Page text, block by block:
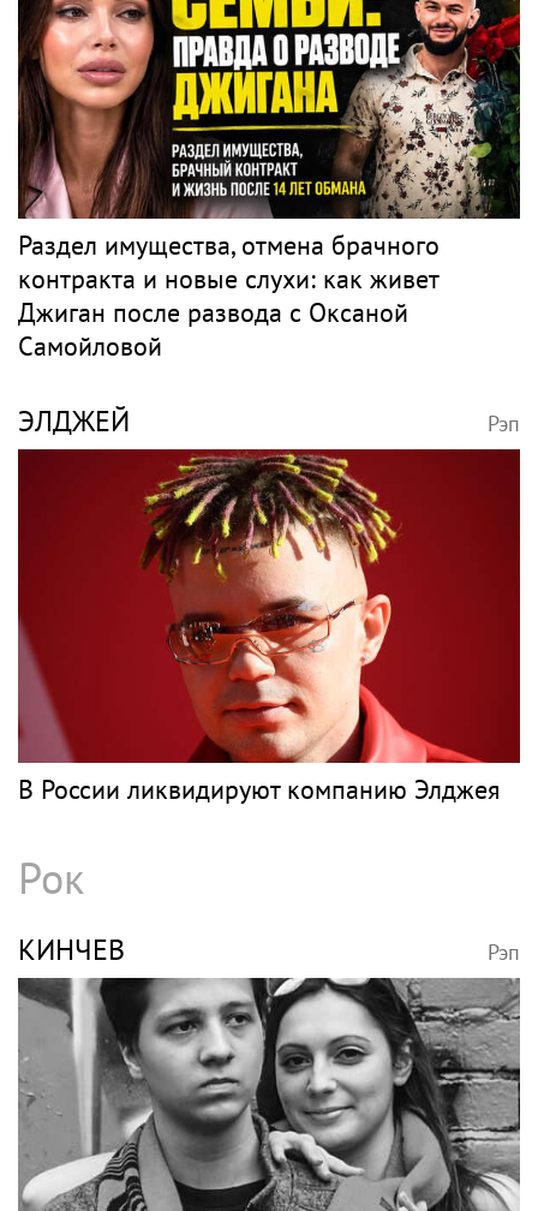
Раздел имущества, отмена брачного
контракта и новые слухи: как живет
Джиган после развода с Оксаной
Самойловой
ЭЛДЖЕЙ Рэп
В России ликвидируют компанию Элджея
Рок
КИНЧЕВ Рэп